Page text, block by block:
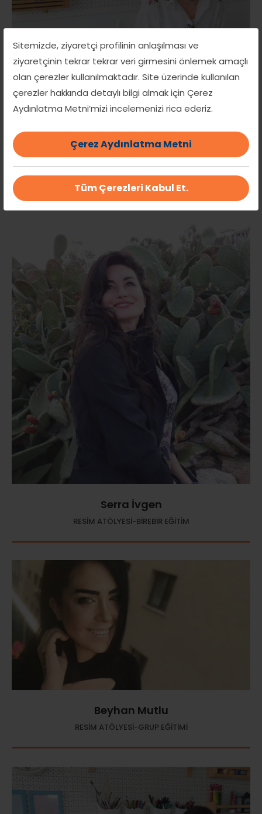
Sitemizde, ziyaretçi profilinin anlaşılması ve
ziyaretçinin tekrar tekrar veri girmesini önlemek amaçlı
olan çerezler kullanılmaktadır. Site üzerinde kullanılan
çerezler hakkında detaylı bilgi almak için Çerez
Aydınlatma Metni’mizi incelemenizi rica ederiz.
Çerez Aydınlatma Metni
Tüm Çerezleri Kabul Et.
Neriman Tüfekci
RESİM ATÖLYESİ-BİREBİR EĞİTİM
Serra İvgen
RESİM ATÖLYESİ-BİREBİR EĞİTİM
Beyhan Mutlu
RESİM ATÖLYESİ-GRUP EĞİTİMİ